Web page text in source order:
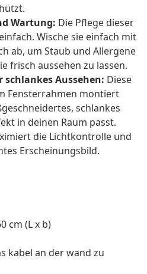
Wartung: Die Pflege dieser
Wische sie einfach mit
ab, um Staub und Allergene
frisch aussehen zu lassen.
Aussehen: Diese
Fensterrahmen montiert
schlankes
in deinen Raum passt.
die Lichtkontrolle und
Erscheinungsbild.
cm (L x b)
kabel an der wand zu